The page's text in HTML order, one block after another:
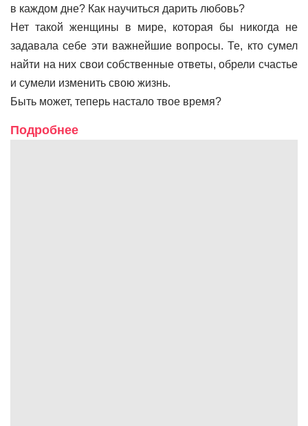
в каждом дне? Как научиться дарить любовь?
Нет такой женщины в мире, которая бы никогда не
задавала себе эти важнейшие вопросы. Те, кто сумел
найти на них свои собственные ответы, обрели счастье
и сумели изменить свою жизнь.
Быть может, теперь настало твое время?
Подробнее